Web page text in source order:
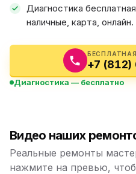
Диагностика
наличные, карта, онлайн.
+7
Диагностика — бесплатно
Видео наших
Реальные ремонты
нажмите на превью,